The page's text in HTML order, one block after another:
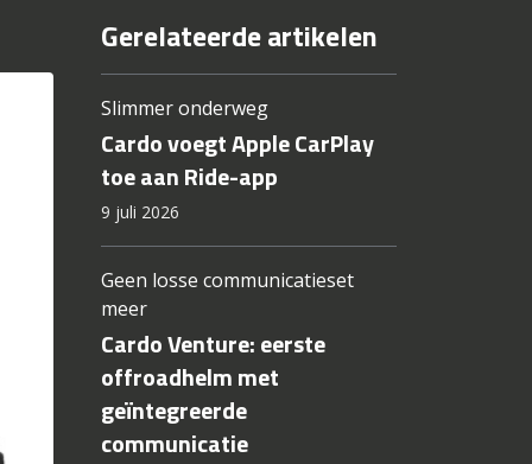
Gerelateerde artikelen
Slimmer onderweg
Cardo voegt Apple CarPlay
toe aan Ride-app
9 juli 2026
Geen losse communicatieset
meer
Cardo Venture: eerste
offroadhelm met
geïntegreerde
communicatie